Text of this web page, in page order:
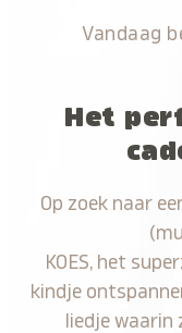
Vandaag
Het
Op zoek naar
KOES, het
kindje
liedje